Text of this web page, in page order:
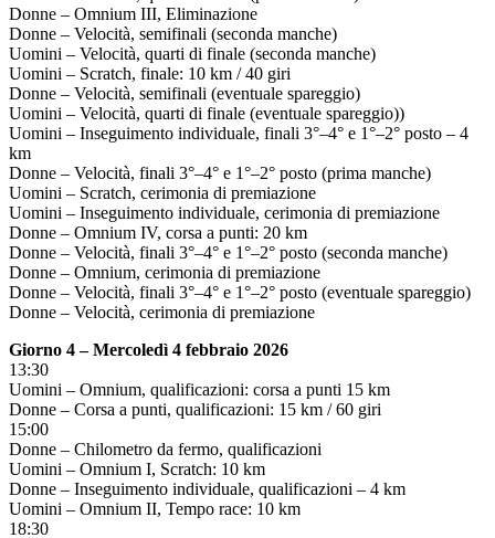
Donne – Omnium III, Eliminazione
Donne – Velocità, semifinali (seconda manche)
Uomini – Velocità, quarti di finale (seconda manche)
Uomini – Scratch, finale: 10 km / 40 giri
Donne – Velocità, semifinali (eventuale spareggio)
Uomini – Velocità, quarti di finale (eventuale spareggio))
Uomini – Inseguimento individuale, finali 3°–4° e 1°–2° posto – 4
km
Donne – Velocità, finali 3°–4° e 1°–2° posto (prima manche)
Uomini – Scratch, cerimonia di premiazione
Uomini – Inseguimento individuale, cerimonia di premiazione
Donne – Omnium IV, corsa a punti: 20 km
Donne – Velocità, finali 3°–4° e 1°–2° posto (seconda manche)
Donne – Omnium, cerimonia di premiazione
Donne – Velocità, finali 3°–4° e 1°–2° posto (eventuale spareggio)
Donne – Velocità, cerimonia di premiazione
Giorno 4 – Mercoledì 4 febbraio 2026
13:30
Uomini – Omnium, qualificazioni: corsa a punti 15 km
Donne – Corsa a punti, qualificazioni: 15 km / 60 giri
15:00
Donne – Chilometro da fermo, qualificazioni
Uomini – Omnium I, Scratch: 10 km
Donne – Inseguimento individuale, qualificazioni – 4 km
Uomini – Omnium II, Tempo race: 10 km
18:30